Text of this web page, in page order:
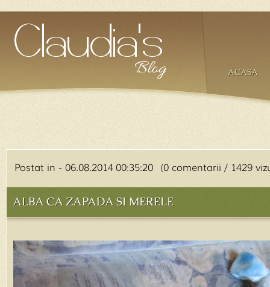
ACASA
Postat in - 06.08.2014 00:35:20 (0 comentarii / 1429
ALBA CA ZAPADA SI MERELE